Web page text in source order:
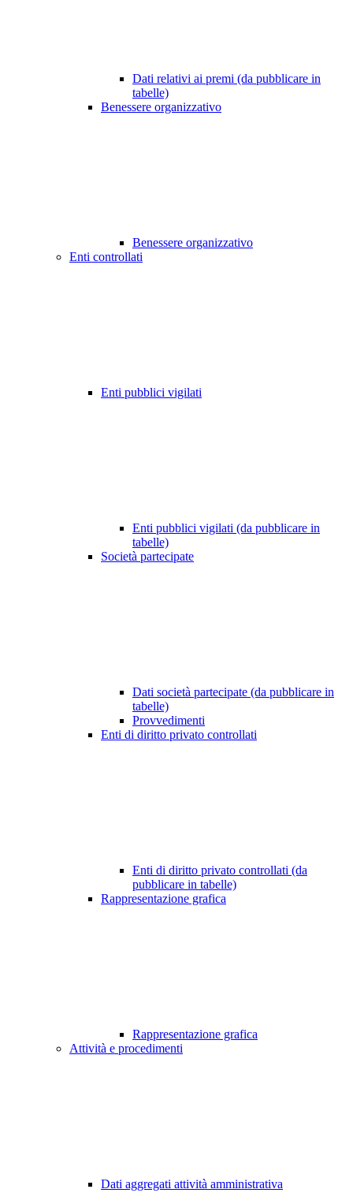
Dati relativi ai premi (da pubblicare in
tabelle)
Benessere organizzativo
Benessere organizzativo
Enti controllati
Enti pubblici vigilati
Enti pubblici vigilati (da pubblicare in
tabelle)
Società partecipate
Dati società partecipate (da pubblicare in
tabelle)
Provvedimenti
Enti di diritto privato controllati
Enti di diritto privato controllati (da
pubblicare in tabelle)
Rappresentazione grafica
Rappresentazione grafica
Attività e procedimenti
Dati aggregati attività amministrativa